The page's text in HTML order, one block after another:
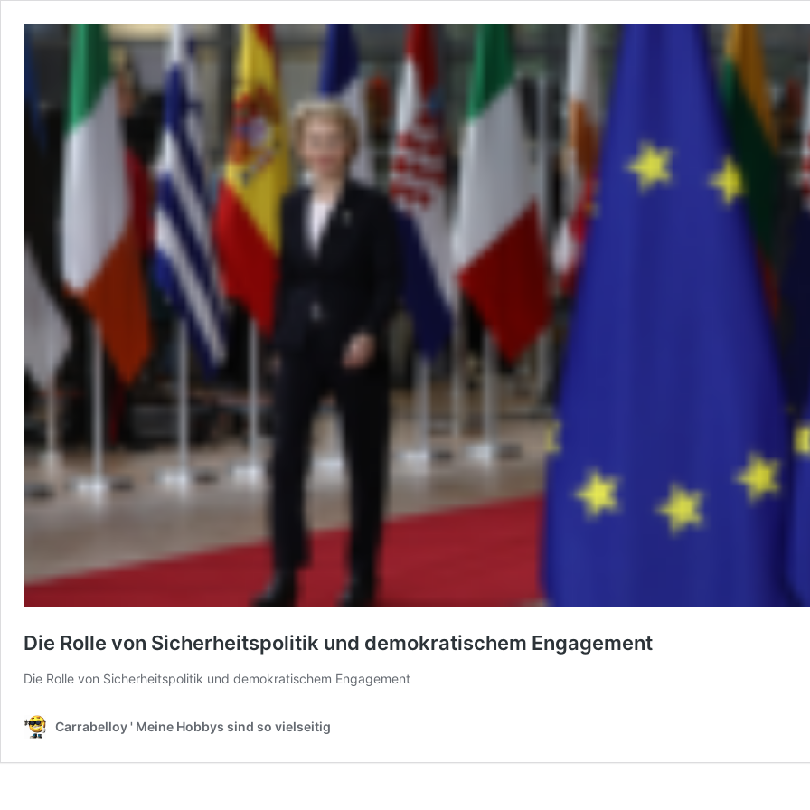
Die Rolle von Sicherheitspolitik und demokratischem Engagement
Die Rolle von Sicherheitspolitik und demokratischem Engagement
Carrabelloy ' Meine Hobbys sind so vielseitig